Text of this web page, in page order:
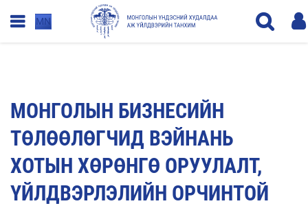
MN
МОНГОЛЫН БИЗНЕСИЙН
ТӨЛӨӨЛӨГЧИД ВЭЙНАНЬ
ХОТЫН ХӨРӨНГӨ ОРУУЛАЛТ,
ҮЙЛДВЭРЛЭЛИЙН ОРЧИНТОЙ